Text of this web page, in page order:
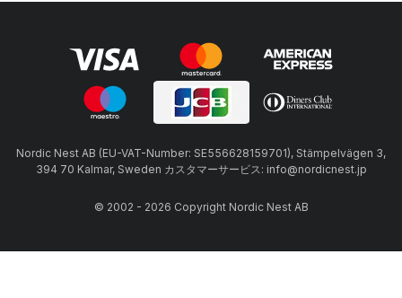
Nordic Nest AB (EU-VAT-Number: SE556628159701), Stämpelvägen 3,
394 70 Kalmar, Sweden カスタマーサービス: info@nordicnest.jp
© 2002 - 2026 Copyright Nordic Nest AB